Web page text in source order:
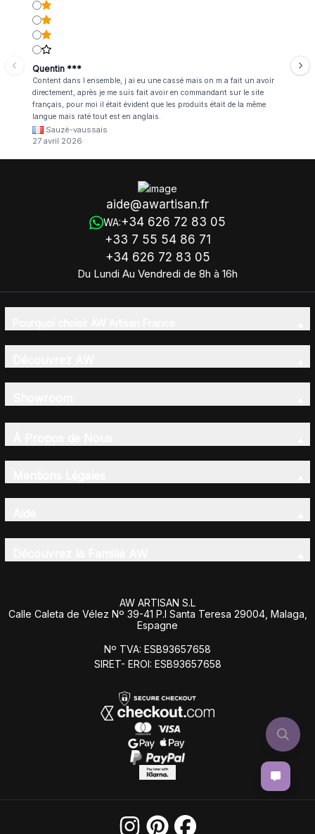
Quentin ***
Content dans l ensemble, j ai eu une cassé mais on m a fait un avoir
directement, après je me suis fait avoir en commandant sur le site
français, pour moi il était évident que les produits était de la même
langue mais raté tout est en anglais.
Sauzé-vaussais
27 avril 2026
aide@awartisan.fr
WA:+34 626 72 83 05
+33 7 55 54 86 71
+34 626 72 83 05
Du Lundi Au Vendredi de 8h à 16h
AW ARTISAN S.L
Calle Caleta de Vélez Nº 39-41 P.I Santa Teresa 29004, Malaga,
Espagne
Nº TVA: ESB93657658
SIRET- EROI: ESB93657658